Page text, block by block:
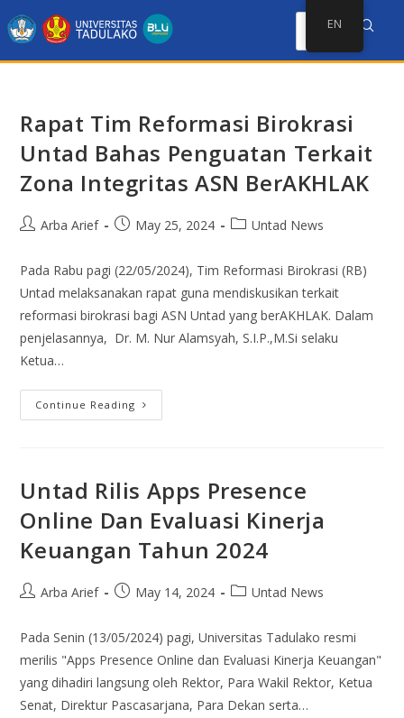
Rapat Tim Reformasi Birokrasi
Untad Bahas Penguatan Terkait
Zona Integritas ASN BerAKHLAK
Arba Arief May 25, 2024 Untad News
Pada Rabu pagi (22/05/2024), Tim Reformasi Birokrasi (RB)
Untad melaksanakan rapat guna mendiskusikan terkait
reformasi birokrasi bagi ASN Untad yang berAKHLAK. Dalam
penjelasannya, Dr. M. Nur Alamsyah, S.I.P.,M.Si selaku
Ketua…
Continue Reading
Untad Rilis Apps Presence
Online Dan Evaluasi Kinerja
Keuangan Tahun 2024
Arba Arief May 14, 2024 Untad News
Pada Senin (13/05/2024) pagi, Universitas Tadulako resmi
merilis "Apps Presence Online dan Evaluasi Kinerja Keuangan"
yang dihadiri langsung oleh Rektor, Para Wakil Rektor, Ketua
Senat, Direktur Pascasarjana, Para Dekan serta…
EN